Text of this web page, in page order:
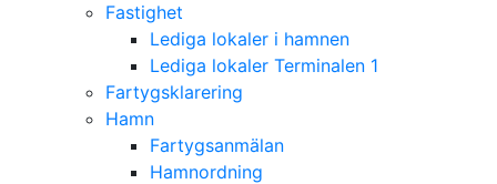
Fastighet
Lediga lokaler i hamnen
Lediga lokaler Terminalen 1
Fartygsklarering
Hamn
Fartygsanmälan
Hamnordning